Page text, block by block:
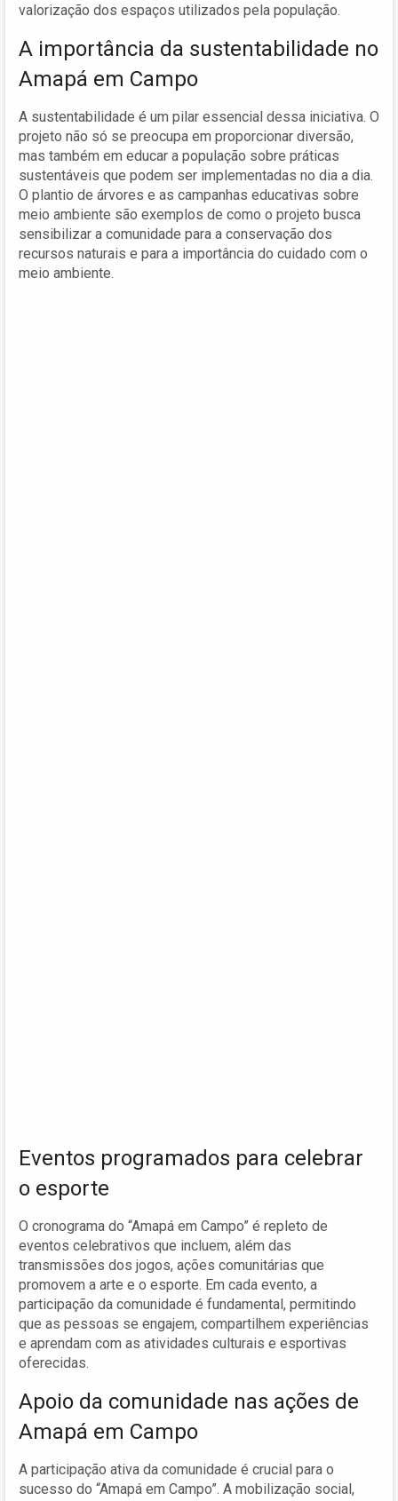
valorização dos espaços utilizados pela população.
A importância da sustentabilidade no
Amapá em Campo
A sustentabilidade é um pilar essencial dessa iniciativa. O
projeto não só se preocupa em proporcionar diversão,
mas também em educar a população sobre práticas
sustentáveis que podem ser implementadas no dia a dia.
O plantio de árvores e as campanhas educativas sobre
meio ambiente são exemplos de como o projeto busca
sensibilizar a comunidade para a conservação dos
recursos naturais e para a importância do cuidado com o
meio ambiente.
Eventos programados para celebrar
o esporte
O cronograma do “Amapá em Campo” é repleto de
eventos celebrativos que incluem, além das
transmissões dos jogos, ações comunitárias que
promovem a arte e o esporte. Em cada evento, a
participação da comunidade é fundamental, permitindo
que as pessoas se engajem, compartilhem experiências
e aprendam com as atividades culturais e esportivas
oferecidas.
Apoio da comunidade nas ações de
Amapá em Campo
A participação ativa da comunidade é crucial para o
sucesso do “Amapá em Campo”. A mobilização social,